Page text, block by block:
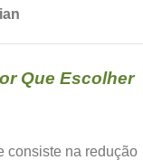
Que Escolher
consiste na redução